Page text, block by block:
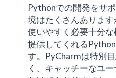
Pythonでの開発をサ
境はたくさんありま
使いやすく必要十分
提供してくれる
す。PyCharmは特別
く、キャッチーなユ